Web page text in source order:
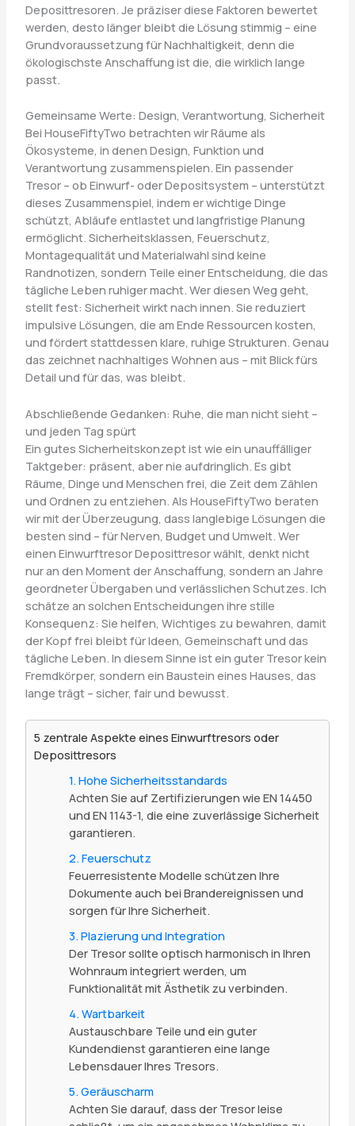
Deposittresoren. Je präziser diese Faktoren bewertet
werden, desto länger bleibt die Lösung stimmig – eine
Grundvoraussetzung für Nachhaltigkeit, denn die
ökologischste Anschaffung ist die, die wirklich lange
passt.
Gemeinsame Werte: Design, Verantwortung, Sicherheit
Bei HouseFiftyTwo betrachten wir Räume als
Ökosysteme, in denen Design, Funktion und
Verantwortung zusammenspielen. Ein passender
Tresor – ob Einwurf- oder Depositsystem – unterstützt
dieses Zusammenspiel, indem er wichtige Dinge
schützt, Abläufe entlastet und langfristige Planung
ermöglicht. Sicherheitsklassen, Feuerschutz,
Montagequalität und Materialwahl sind keine
Randnotizen, sondern Teile einer Entscheidung, die das
tägliche Leben ruhiger macht. Wer diesen Weg geht,
stellt fest: Sicherheit wirkt nach innen. Sie reduziert
impulsive Lösungen, die am Ende Ressourcen kosten,
und fördert stattdessen klare, ruhige Strukturen. Genau
das zeichnet nachhaltiges Wohnen aus – mit Blick fürs
Detail und für das, was bleibt.
Abschließende Gedanken: Ruhe, die man nicht sieht –
und jeden Tag spürt
Ein gutes Sicherheitskonzept ist wie ein unauffälliger
Taktgeber: präsent, aber nie aufdringlich. Es gibt
Räume, Dinge und Menschen frei, die Zeit dem Zählen
und Ordnen zu entziehen. Als HouseFiftyTwo beraten
wir mit der Überzeugung, dass langlebige Lösungen die
besten sind – für Nerven, Budget und Umwelt. Wer
einen Einwurftresor Deposittresor wählt, denkt nicht
nur an den Moment der Anschaffung, sondern an Jahre
geordneter Übergaben und verlässlichen Schutzes. Ich
schätze an solchen Entscheidungen ihre stille
Konsequenz: Sie helfen, Wichtiges zu bewahren, damit
der Kopf frei bleibt für Ideen, Gemeinschaft und das
tägliche Leben. In diesem Sinne ist ein guter Tresor kein
Fremdkörper, sondern ein Baustein eines Hauses, das
lange trägt – sicher, fair und bewusst.
5 zentrale Aspekte eines Einwurftresors oder
Deposittresors
1. Hohe Sicherheitsstandards
Achten Sie auf Zertifizierungen wie EN 14450
und EN 1143-1, die eine zuverlässige Sicherheit
garantieren.
2. Feuerschutz
Feuerresistente Modelle schützen Ihre
Dokumente auch bei Brandereignissen und
sorgen für Ihre Sicherheit.
3. Plazierung und Integration
Der Tresor sollte optisch harmonisch in Ihren
Wohnraum integriert werden, um
Funktionalität mit Ästhetik zu verbinden.
4. Wartbarkeit
Austauschbare Teile und ein guter
Kundendienst garantieren eine lange
Lebensdauer Ihres Tresors.
5. Geräuscharm
Achten Sie darauf, dass der Tresor leise